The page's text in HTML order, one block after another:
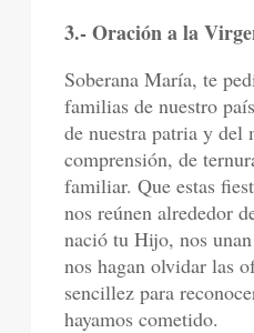
3.- Oración a la
Soberana María, te
familias de nuestro
de nuestra patria y del
comprensión, de
familiar. Que estas
nos reúnen alrededor
nació tu Hijo, nos
nos hagan olvidar las
sencillez para
hayamos cometido.